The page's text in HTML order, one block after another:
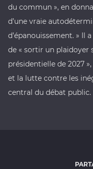
du commun », en
d’une vraie
d’épanouissement. » Il
de « sortir un plaidoyer
présidentielle de 2027
et la lutte contre les
central du débat public.